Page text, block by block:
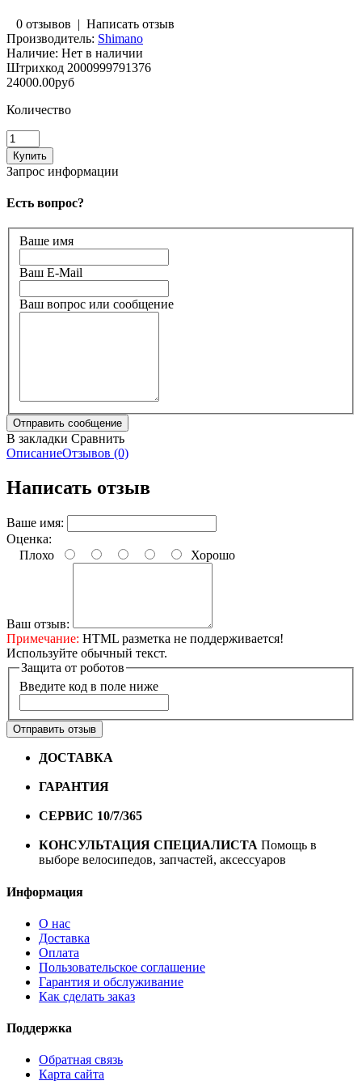
0 отзывов | Написать отзыв
Производитель: Shimano
Наличие: Нет в наличии
Штрихкод 2000999791376
24000.00руб
Количество
Запрос информации
Есть вопрос?
Ваше имя
Ваш E-Mail
Ваш вопрос или сообщение
В закладки Сравнить
ОписаниеОтзывов (0)
Написать отзыв
Ваше имя:
Оценка:
Плохо
Хорошо
Ваш отзыв:
Примечание: HTML разметка не поддерживается!
Используйте обычный текст.
Защита от роботов
Введите код в поле ниже
Отправить отзыв
ДОСТАВКА
ГАРАНТИЯ
СЕРВИС 10/7/365
КОНСУЛЬТАЦИЯ СПЕЦИАЛИСТА Помощь в
выборе велосипедов, запчастей, аксессуаров
Информация
О нас
Доставка
Оплата
Пользовательское соглашение
Гарантия и обслуживание
Как сделать заказ
Поддержка
Обратная связь
Карта сайта